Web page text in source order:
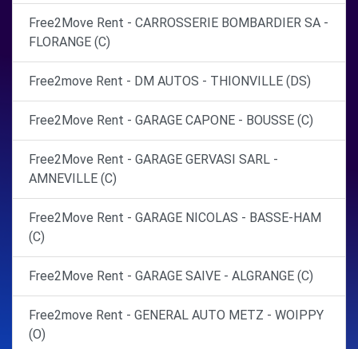
Free2Move Rent - CARROSSERIE BOMBARDIER SA -
FLORANGE (C)
Free2move Rent - DM AUTOS - THIONVILLE (DS)
Free2Move Rent - GARAGE CAPONE - BOUSSE (C)
Free2Move Rent - GARAGE GERVASI SARL -
AMNEVILLE (C)
Free2Move Rent - GARAGE NICOLAS - BASSE-HAM
(C)
Free2Move Rent - GARAGE SAIVE - ALGRANGE (C)
Free2move Rent - GENERAL AUTO METZ - WOIPPY
(O)